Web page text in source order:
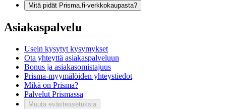
Mitä pidät Prisma.fi-verkkokaupasta?
Asiakaspalvelu
Usein kysytyt kysymykset
Ota yhteyttä asiakaspalveluun
Bonus ja asiakasomistajuus
Prisma-myymälöiden yhteystiedot
Mikä on Prisma?
Palvelut Prismassa
Muuta evästeasetuksia